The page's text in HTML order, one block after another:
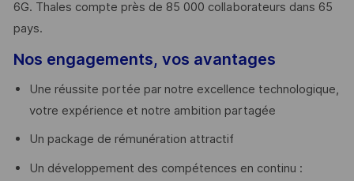
6G. Thales compte près de 85 000 collaborateurs dans 65
pays. ​
Nos engagements, vos avantages
Une réussite portée par notre excellence technologique,
votre expérience et notre ambition partagée
Un package de rémunération attractif
Un développement des compétences en continu :